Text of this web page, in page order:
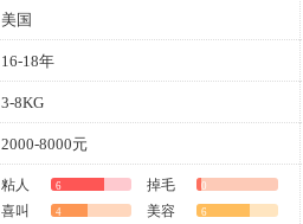
美国
16-18年
3-8KG
2000-8000元
粘人 6 掉毛 0
喜叫 4 美容 6